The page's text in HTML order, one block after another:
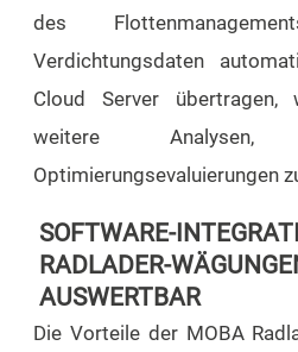
des
Verdichtungsdaten
Cloud Server
weitere
Optimierungsevaluierungen
SOFTWARE-
RADLADER-
AUSWERTBAR
Die Vorteile der MOBA